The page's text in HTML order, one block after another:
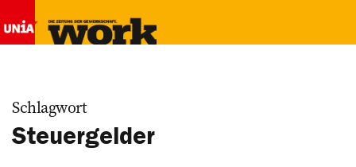
Schlagwort
Steuergelder